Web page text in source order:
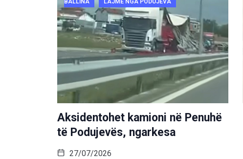
Aksidentohet kamioni në Penuhë
të Podujevës, ngarkesa
27/07/2026